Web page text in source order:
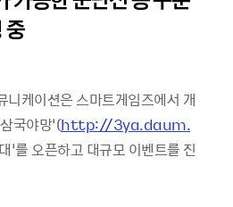
중
케이션은 스마트게임즈에서 개
국야망’(http://3ya.daum.
’를 오픈하고 대규모 이벤트를 진